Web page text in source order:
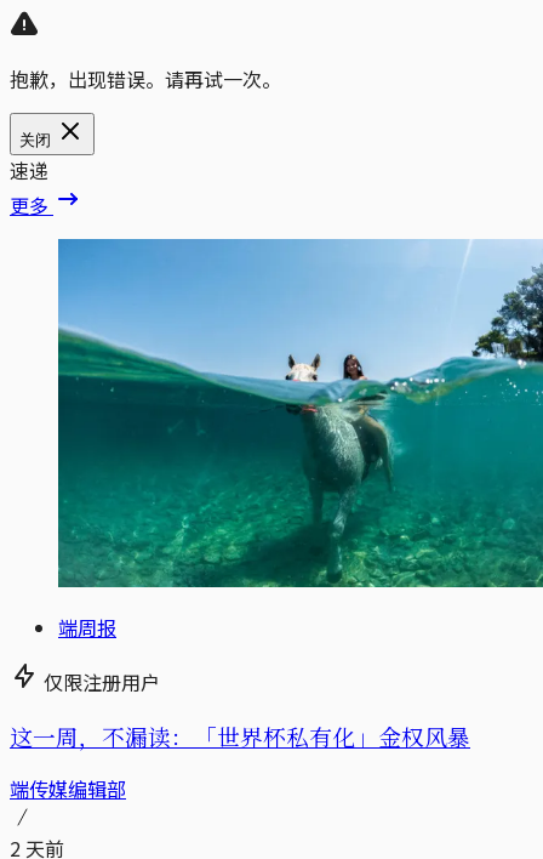
抱歉，出现错误。请再试一次。
关闭
速递
更多
端周报
仅限注册用户
这一周，不漏读：「世界杯私有化」金权风暴
端传媒编辑部
2 天前